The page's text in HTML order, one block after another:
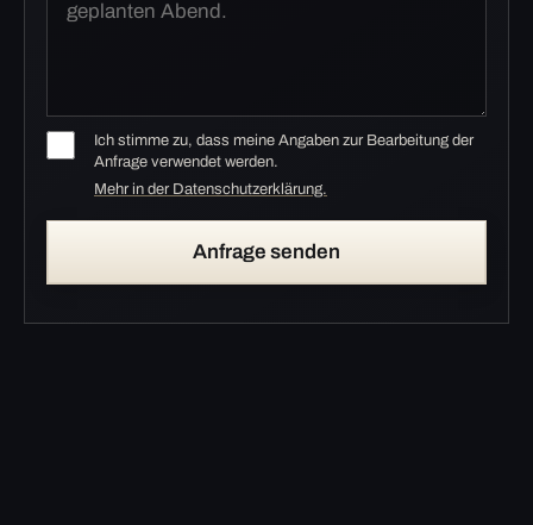
Ich stimme zu, dass meine Angaben zur Bearbeitung der
Anfrage verwendet werden.
Mehr in der Datenschutzerklärung.
Anfrage senden